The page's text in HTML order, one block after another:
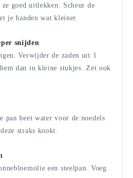
goed uitlekken. Scheur de
je handen wat kleiner.
snijden
Verwijder de zaden uit 1
dan in kleine stukjes. Zet ook
pan heet water voor de noedels
straks kookt.
een steelpan. Voeg